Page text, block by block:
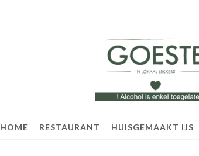
HOME RESTAURANT HUISGEMAAKT IJS